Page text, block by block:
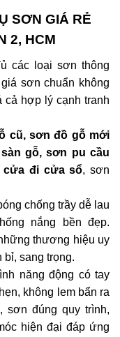
SƠN GIÁ RẺ
2, HCM
các loại sơn thông
sơn chuẩn không
cả hợp lý cạnh tranh
cũ, sơn đồ gỗ mới
gỗ, sơn pu cầu
cửa đi cửa sổ, sơn
chống trầy dễ lau
nắng bền đẹp.
thương hiệu uy
bỉ, sang trọng.
năng động có tay
không lem bẩn ra
sơn đúng quy trình,
hiện đại đáp ứng